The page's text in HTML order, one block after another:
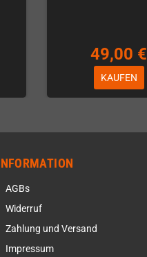
49,00 €
KAUFEN
AGBs
Widerruf
Zahlung und Versand
Impressum